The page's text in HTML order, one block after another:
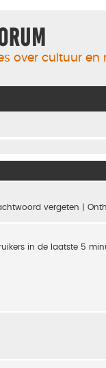
over cultuur en
vergeten
in de laatste 5